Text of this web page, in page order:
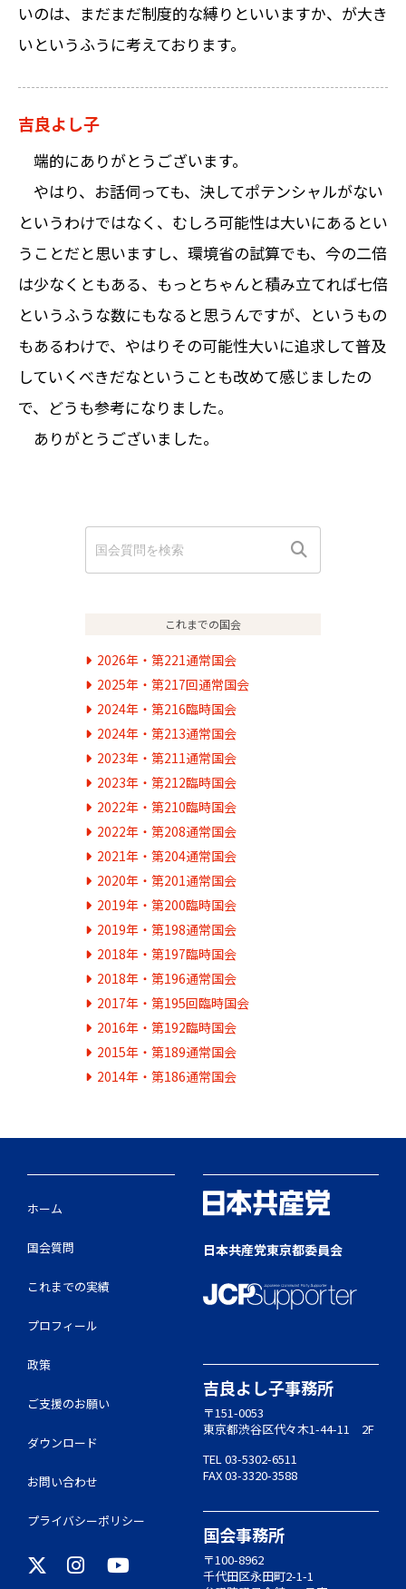
いのは、まだまだ制度的な縛りといいますか、が大き
いというふうに考えております。
吉良よし子
端的にありがとうございます。
やはり、お話伺っても、決してポテンシャルがない
というわけではなく、むしろ可能性は大いにあるとい
うことだと思いますし、環境省の試算でも、今の二倍
は少なくともある、もっとちゃんと積み立てれば七倍
というふうな数にもなると思うんですが、というもの
もあるわけで、やはりその可能性大いに追求して普及
していくべきだなということも改めて感じましたの
で、どうも参考になりました。
ありがとうございました。
これまでの国会
2026年・第221通常国会
2025年・第217回通常国会
2024年・第216臨時国会
2024年・第213通常国会
2023年・第211通常国会
2023年・第212臨時国会
2022年・第210臨時国会
2022年・第208通常国会
2021年・第204通常国会
2020年・第201通常国会
2019年・第200臨時国会
2019年・第198通常国会
2018年・第197臨時国会
2018年・第196通常国会
2017年・第195回臨時国会
2016年・第192臨時国会
2015年・第189通常国会
2014年・第186通常国会
ホーム
国会質問
これまでの実績
プロフィール
政策
ご支援のお願い
ダウンロード
お問い合わせ
プライバシーポリシー
日本共産党東京都委員会
吉良よし子事務所
〒151-0053
東京都渋谷区代々木1-44-11 2F
TEL 03-5302-6511
FAX 03-3320-3588
国会事務所
〒100-8962
千代田区永田町2-1-1